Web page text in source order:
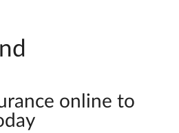
online to